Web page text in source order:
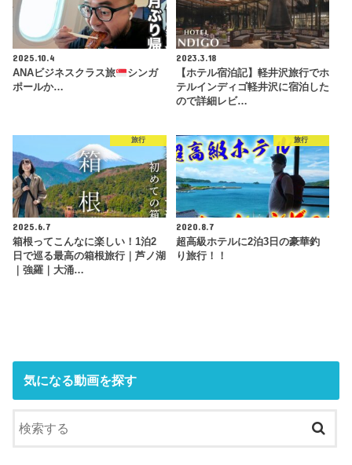
2025.10.4
ANAビジネスクラス旅
シンガ
ポールか…
2023.3.18
【ホテル宿泊記】軽井沢旅行でホ
テルインディゴ軽井沢に宿泊した
ので詳細レビ…
旅行
2025.6.7
箱根ってこんなに楽しい！1泊2
日で巡る最高の箱根旅行｜芦ノ湖
｜強羅｜大涌…
旅行
2020.8.7
超高級ホテルに2泊3日の豪華釣
り旅行！！
気になる動画を探す